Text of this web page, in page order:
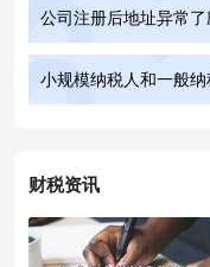
公司注册后地址异常了
小规模纳税人和一般纳
财税资讯